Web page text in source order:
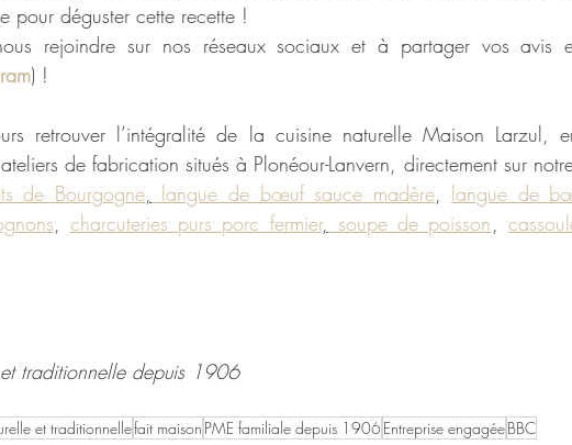
pour déguster cette recette !
rejoindre sur nos réseaux sociaux et à partager vos avis
) !
retrouver l’intégralité de la cuisine naturelle Maison Larzul,
de fabrication situés à Plonéour-Lanvern, directement sur
de Bourgogne, langue de bœuf sauce madère, langue de
, charcuteries purs porc fermier, soupe de poisson,
traditionnelle depuis 1906
et traditionnellefait maison PME familiale depuis 1906 Entreprise engagéeBBC